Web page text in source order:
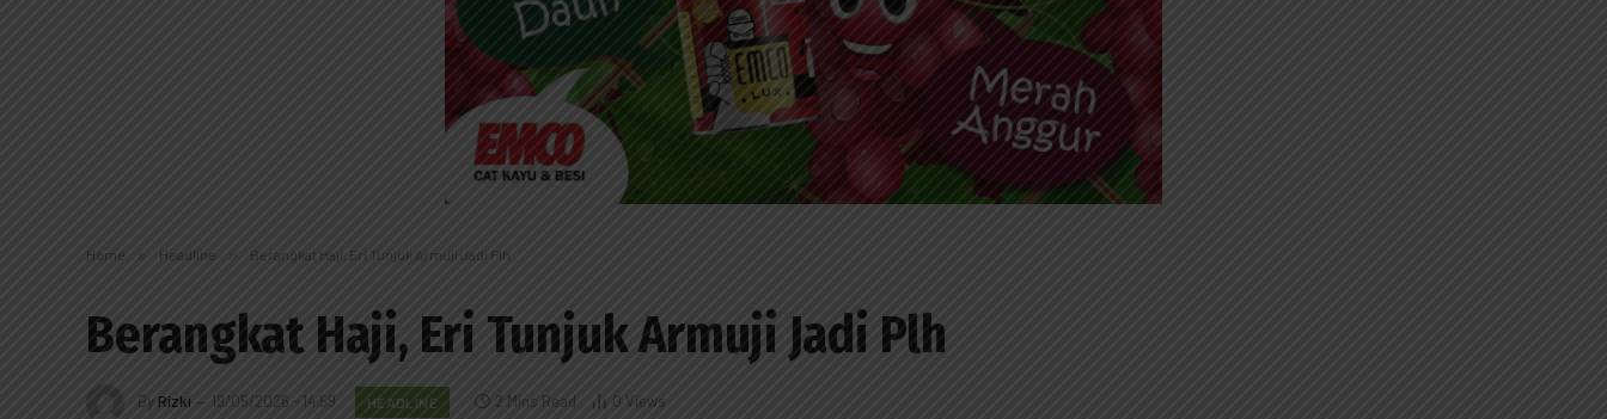
Home » Headline » Berangkat Haji, Eri Tunjuk Armuji Jadi Plh
Berangkat Haji, Eri Tunjuk Armuji Jadi Plh
By Rizki 19/05/2026 - 14:59 HEADLINE 2 Mins Read 0 Views